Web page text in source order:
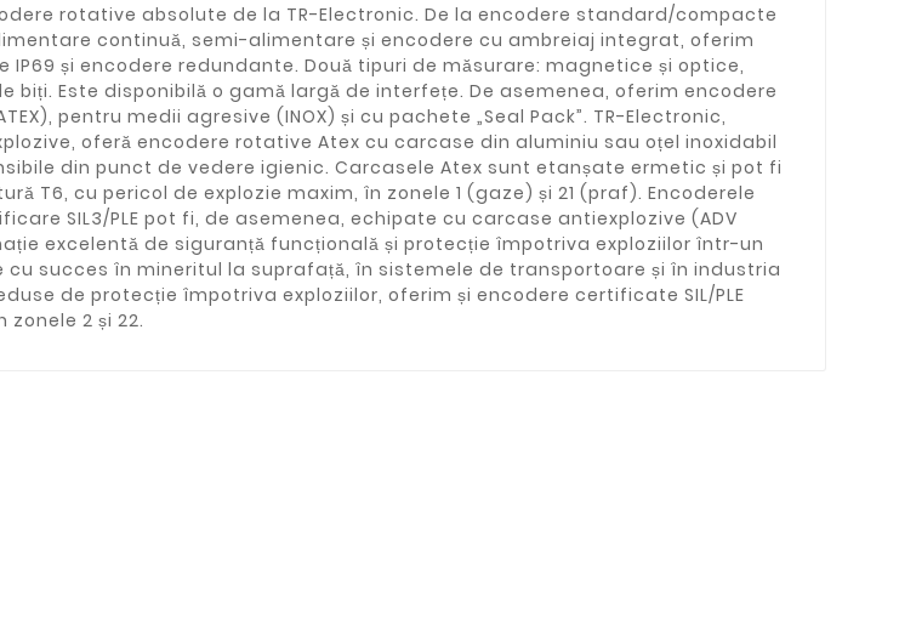
rotative absolute de la TR-Electronic. De la encodere standard/compacte
continuă, semi-alimentare și encodere cu ambreiaj integrat, oferim
și encodere redundante. Două tipuri de măsurare: magnetice și optice,
biți. Este disponibilă o gamă largă de interfețe. De asemenea, oferim encodere
pentru medii agresive (INOX) și cu pachete „Seal Pack”. TR-Electronic,
oferă encodere rotative Atex cu carcase din aluminiu sau oțel inoxidabil
din punct de vedere igienic. Carcasele Atex sunt etanșate ermetic și pot fi
T6, cu pericol de explozie maxim, în zonele 1 (gaze) și 21 (praf). Encoderele
SIL3/PLE pot fi, de asemenea, echipate cu carcase antiexplozive (ADV
excelentă de siguranță funcțională și protecție împotriva exploziilor într-un
succes în mineritul la suprafață, în sistemele de transportoare și în industria
de protecție împotriva exploziilor, oferim și encodere certificate SIL/PLE
2 și 22.